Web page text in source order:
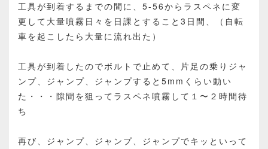
工具が到着するまでの間に、5-56からラスペネに変
更して大量噴霧日々を日課とすること3日間、（自転
車を起こしたら大量に流れ出た）
工具が到着したのでボルトで止めて、片足の乗りジャ
ンプ、ジャンプ、ジャンプすると5mmくらい動い
た・・・隙間を狙ってラスペネ噴霧して１〜２時間待
ち
再び、ジャンプ、ジャンプ、ジャンプでキッといって